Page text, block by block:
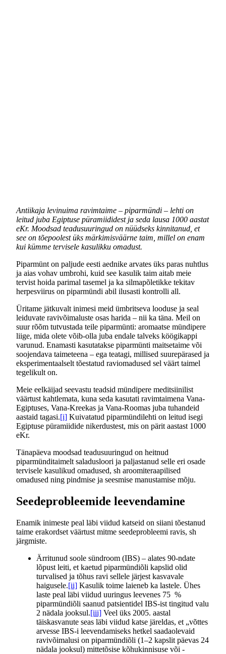
Antiikaja levinuima ravimtaime – piparmündi – lehti on
leitud juba Egiptuse püramiididest ja seda lausa 1000 aastat
eKr. Moodsad teadusuuringud on nüüdseks kinnitanud, et
see on tõepoolest üks märkimisväärne taim, millel on enam
kui kümme tervisele kasulikku omadust.
Piparmünt on paljude eesti aednike arvates üks paras nuhtlus
ja aias vohav umbrohi, kuid see kasulik taim aitab meie
tervist hoida parimal tasemel ja ka silmapõletikke tekitav
herpesviirus on piparmündi abil ilusasti kontrolli all.
Üritame jätkuvalt inimesi meid ümbritseva looduse ja seal
leiduvate ravivõimaluste osas harida – nii ka täna. Meil on
suur rõõm tutvustada teile piparmünti: aromaatse mündipere
liige, mida olete võib-olla juba endale talveks köögikappi
varunud. Enamasti kasutatakse piparmünti maitsetaime või
soojendava taimeteena – ega teatagi, millised suurepärased ja
eksperimentaalselt tõestatud raviomadused sel väärt taimel
tegelikult on.
Meie eelkäijad seevastu teadsid mündipere meditsiinilist
väärtust kahtlemata, kuna seda kasutati ravimtaimena Vana-
Egiptuses, Vana-Kreekas ja Vana-Roomas juba tuhandeid
aastaid tagasi.[i] Kuivatatud piparmündilehti on leitud isegi
Egiptuse püramiidide nikerdustest, mis on pärit aastast 1000
eKr.
Tänapäeva moodsad teadusuuringud on heitnud
piparmünditaimelt saladusloori ja paljastanud selle eri osade
tervisele kasulikud omadused, sh aroomiteraapilised
omadused ning pindmise ja seesmise manustamise mõju.
Seedeprobleemide leevendamine
Enamik inimeste peal läbi viidud katseid on siiani tõestanud
taime erakordset väärtust mitme seedeprobleemi ravis, sh
järgmiste.
Ärritunud soole sündroom (IBS) – alates 90-ndate
lõpust leiti, et kaetud piparmündiõli kapslid olid
turvalised ja tõhus ravi sellele järjest kasvavale
haigusele.[ii] Kasulik toime laieneb ka lastele. Ühes
laste peal läbi viidud uuringus leevenes 75 %
piparmündiõli saanud patsientidel IBS-ist tingitud valu
2 nädala jooksul.[iii] Veel üks 2005. aastal
täiskasvanute seas läbi viidud katse järeldas, et „võttes
arvesse IBS-i leevendamiseks hetkel saadaolevaid
ravivõimalusi on piparmündiõli (1–2 kapslit päevas 24
nädala jooksul) mittetõsise kõhukinnisuse või -